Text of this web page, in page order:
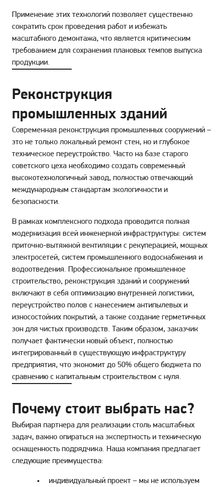
Применение этих технологий позволяет существенно
сократить срок проведения работ и избежать
масштабного демонтажа, что является критическим
требованием для сохранения плановых темпов выпуска
продукции.
Реконструкция
промышленных зданий
Современная реконструкция промышленных сооружений –
это не только локальный ремонт стен, но и глубокое
техническое переустройство. Часто на базе старого
советского цеха необходимо создать современный
высокотехнологичный завод, полностью отвечающий
международным стандартам экологичности и
безопасности.
В рамках комплексного подхода проводится полная
модернизация всей инженерной инфраструктуры: систем
приточно-вытяжной вентиляции с рекуперацией, мощных
электросетей, систем промышленного водоснабжения и
водоотведения. Профессиональное промышленное
строительство, реконструкция зданий и сооружений
включают в себя оптимизацию внутренней логистики,
переустройство полов с нанесением антипылевых и
износостойких покрытий, а также создание герметичных
зон для чистых производств. Таким образом, заказчик
получает фактически новый объект, полностью
интегрированный в существующую инфраструктуру
предприятия, что экономит до 50% общего бюджета по
сравнению с капитальным строительством с нуля.
Почему стоит выбрать нас?
Выбирая партнера для реализации столь масштабных
задач, важно опираться на экспертность и техническую
оснащенность подрядчика. Наша компания предлагает
следующие преимущества:
индивидуальный проект – мы не используем